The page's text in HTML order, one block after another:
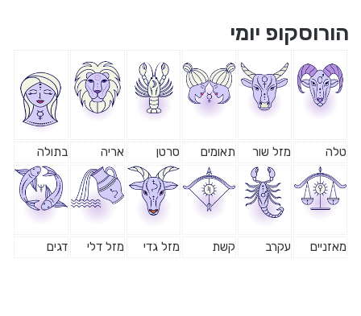
הורוסקופ יומי
טלה מזל שור תאומים סרטן אריה בתולה
מאזניים עקרב קשת מזל גדי מזל דלי דגים